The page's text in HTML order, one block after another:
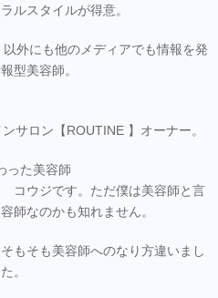
ルスタイルが得意。
外にも他のメディアでも情報を発
型美容師。
サロン【ROUTINE 】オーナー。
った美容師
コウジです。ただ僕は美容師と言
師なのかも知れません。
もそも美容師へのなり方違いまし
た。